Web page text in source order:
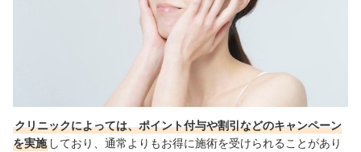
クリニックによっては、ポイント付与や割引などのキャンペーン
を実施 しており、通常よりもお得に施術を受けられることがあり